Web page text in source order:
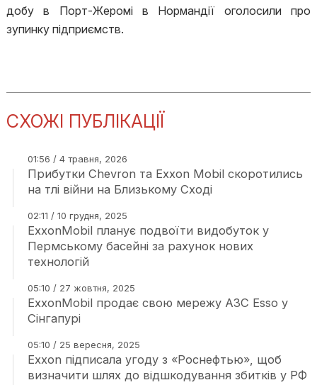
добу в Порт-Жеромі в Нормандії оголосили про
зупинку підприємств.
СХОЖІ ПУБЛІКАЦІЇ
01:56 / 4 травня, 2026
Прибутки Chevron та Exxon Mobil скоротились
на тлі війни на Близькому Сході
02:11 / 10 грудня, 2025
ExxonMobil планує подвоїти видобуток у
Пермському басейні за рахунок нових
технологій
05:10 / 27 жовтня, 2025
ExxonMobil продає свою мережу АЗС Esso у
Сінгапурі
05:10 / 25 вересня, 2025
Exxon підписала угоду з «Роснефтью», щоб
визначити шлях до відшкодування збитків у РФ